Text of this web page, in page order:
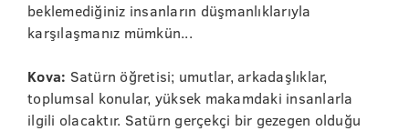
beklemediğiniz insanların düşmanlıklarıyla
karşılaşmanız mümkün...
Kova: Satürn öğretisi; umutlar, arkadaşlıklar,
toplumsal konular, yüksek makamdaki insanlarla
ilgili olacaktır. Satürn gerçekçi bir gezegen olduğu